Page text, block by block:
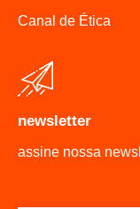
Canal de Ética
newsletter
assine nossa